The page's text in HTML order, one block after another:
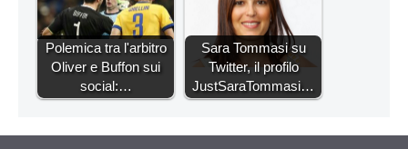
Polemica tra l'arbitro
Oliver e Buffon sui
social:…
Sara Tommasi su
Twitter, il profilo
JustSaraTommasi…